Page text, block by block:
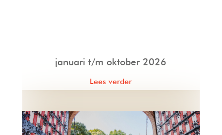
januari t/m oktober 2026
Lees verder